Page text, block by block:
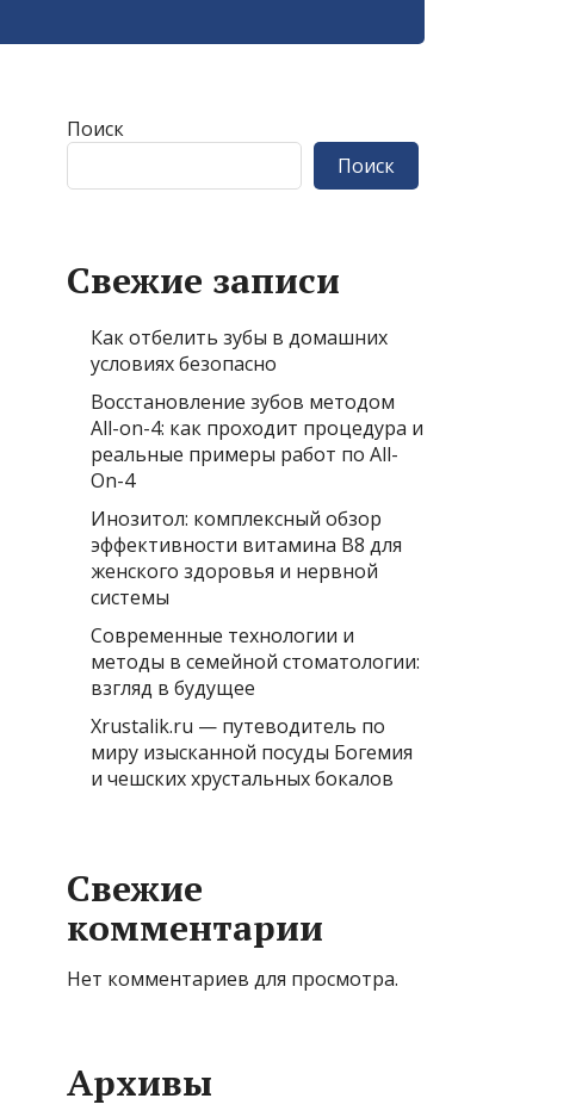
Поиск
Поиск
Свежие записи
Как отбелить зубы в домашних
условиях безопасно
Восстановление зубов методом
All-on-4: как проходит процедура и
реальные примеры работ по All-
On-4
Инозитол: комплексный обзор
эффективности витамина B8 для
женского здоровья и нервной
системы
Современные технологии и
методы в семейной стоматологии:
взгляд в будущее
Xrustalik.ru — путеводитель по
миру изысканной посуды Богемия
и чешских хрустальных бокалов
Свежие
комментарии
Нет комментариев для просмотра.
Архивы